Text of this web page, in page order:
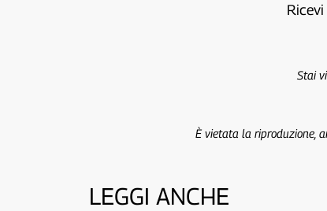
Stai
È vietata la riproduzione,
LEGGI ANCHE